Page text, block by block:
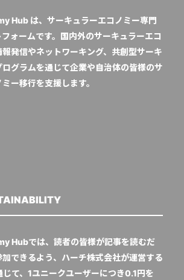
Hub は、サーキュラーエコノミー専門
ォームです。国内外のサーキュラーエコ
発信やネットワーキング、共創型サーキ
グラムを通じて企業や自治体の皆様のサ
ー移行を支援します。
Hubでは、読者の皆様が記事を読むだ
できるよう、ハーチ株式会社が運営する
じて、1ユニークユーザーにつき0.1円を